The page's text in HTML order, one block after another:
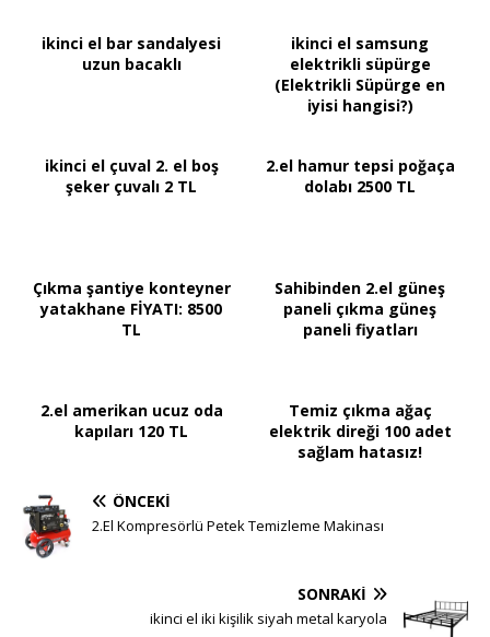
ikinci el bar sandalyesi
uzun bacaklı
ikinci el samsung
elektrikli süpürge
(Elektrikli Süpürge en
iyisi hangisi?)
ikinci el çuval 2. el boş
şeker çuvalı 2 TL
2.el hamur tepsi poğaça
dolabı 2500 TL
Çıkma şantiye konteyner
yatakhane FİYATI: 8500
TL
Sahibinden 2.el güneş
paneli çıkma güneş
paneli fiyatları
2.el amerikan ucuz oda
kapıları 120 TL
Temiz çıkma ağaç
elektrik direği 100 adet
sağlam hatasız!
ÖNCEKI
2.El Kompresörlü Petek Temizleme Makinası
SONRAKI
ikinci el iki kişilik siyah metal karyola